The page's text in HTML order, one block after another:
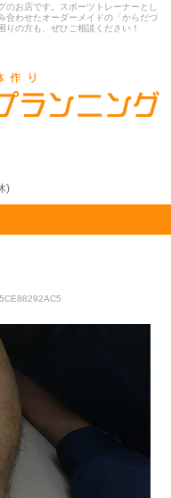
お店です。スポーツトレーナーとし
合わせたオーダーメイドの「からだづ
りの方も、ぜひご相談ください！
)